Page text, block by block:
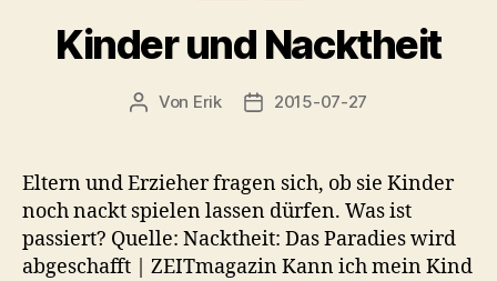
Kinder und Nacktheit
Beitragsautor
Von Erik Veröffentlichungsdatum
2015-07-27
Eltern und Erzieher fragen sich, ob sie Kinder
noch nackt spielen lassen dürfen. Was ist
passiert? Quelle: Nacktheit: Das Paradies wird
abgeschafft | ZEITmagazin Kann ich mein Kind